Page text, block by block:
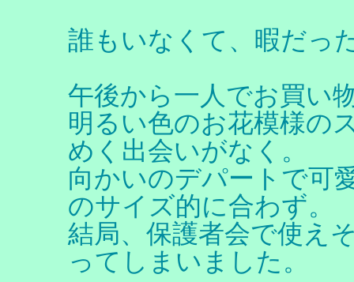
誰もいなくて、暇だっ
午後から一人でお買い
明るい色のお花模様の
めく出会いがなく。
向かいのデパートで可
のサイズ的に合わず。
結局、保護者会で使え
ってしまいました。